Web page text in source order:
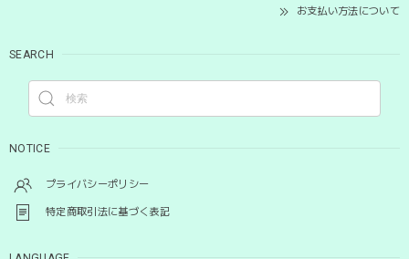
お支払い方法について
SEARCH
NOTICE
プライバシーポリシー
特定商取引法に基づく表記